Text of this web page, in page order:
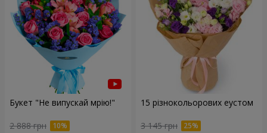
Букет "Не випускай мрію!"
2 888 грн
15 різнокольорових еустом
3 145 грн